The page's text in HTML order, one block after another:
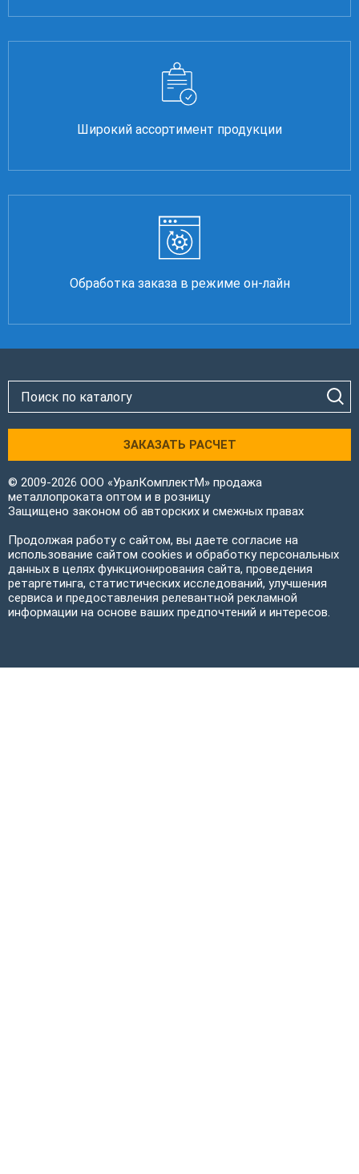
Широкий ассортимент продукции
Обработка заказа в режиме он-лайн
ЗАКАЗАТЬ РАСЧЕТ
© 2009-2026 ООО «УралКомплектМ» продажа
металлопроката оптом и в розницу
Защищено законом об авторских и смежных правах
Продолжая работу с сайтом, вы даете согласие на
использование сайтом cookies и обработку персональных
данных в целях функционирования сайта, проведения
ретаргетинга, статистических исследований, улучшения
сервиса и предоставления релевантной рекламной
информации на основе ваших предпочтений и интересов.